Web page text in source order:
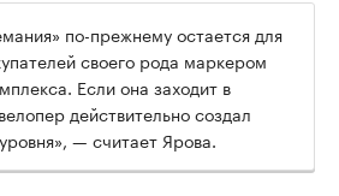
по-прежнему остается для
своего рода маркером
Если она заходит в
действительно создал
— считает Ярова.